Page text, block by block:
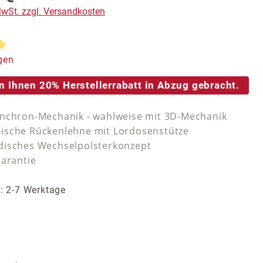
zzgl. Versandkosten
Bewertung von 5 von 5 Sternen
Ihnen 20% Herstellerrabatt in Abzug gebracht.
Mechanik - wahlweise mit 3D-Mechanik
Rückenlehne mit Lordosenstütze
Wechselpolsterkonzept
2-7 Werktage